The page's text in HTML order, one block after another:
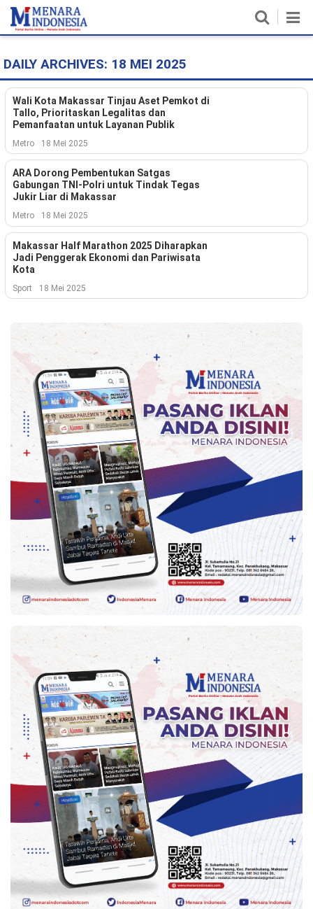
Home
Nasional
Politik
Metro
Daerah
Hukum & HAM
Ekonomi
Pendidikan
Lingkungan
Olahraga
More
©
Copyright
Indonesia
Right
Reserve
DAILY ARCHIVES: 18 MEI 2025
Wali Kota Makassar Tinjau Aset Pemkot di
Tallo, Prioritaskan Legalitas dan
Pemanfaatan untuk Layanan Publik
Metro 18 Mei 2025
ARA Dorong Pembentukan Satgas
Gabungan TNI-Polri untuk Tindak Tegas
Jukir Liar di Makassar
Metro 18 Mei 2025
Makassar Half Marathon 2025 Diharapkan
Jadi Penggerak Ekonomi dan Pariwisata
Kota
Sport 18 Mei 2025